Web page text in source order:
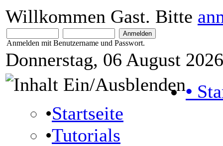
Willkommen Gast. Bitte
Anmelden mit Benutzername und Passwort.
Donnerstag, 06 August
•
•Startseite
•Tutorials